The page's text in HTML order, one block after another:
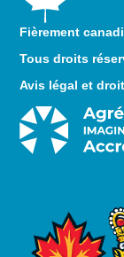
Fièrement
Tous droits
Avis légal et